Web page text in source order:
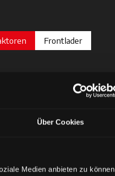
Über Cookies
Medien anbieten zu können
Frontlader